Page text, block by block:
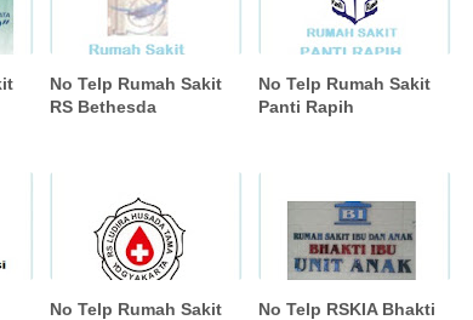
No Telp Rumah Sakit
RS Bethesda
No Telp Rumah Sakit
Panti Rapih
No Telp Rumah Sakit
No Telp RSKIA Bhakti